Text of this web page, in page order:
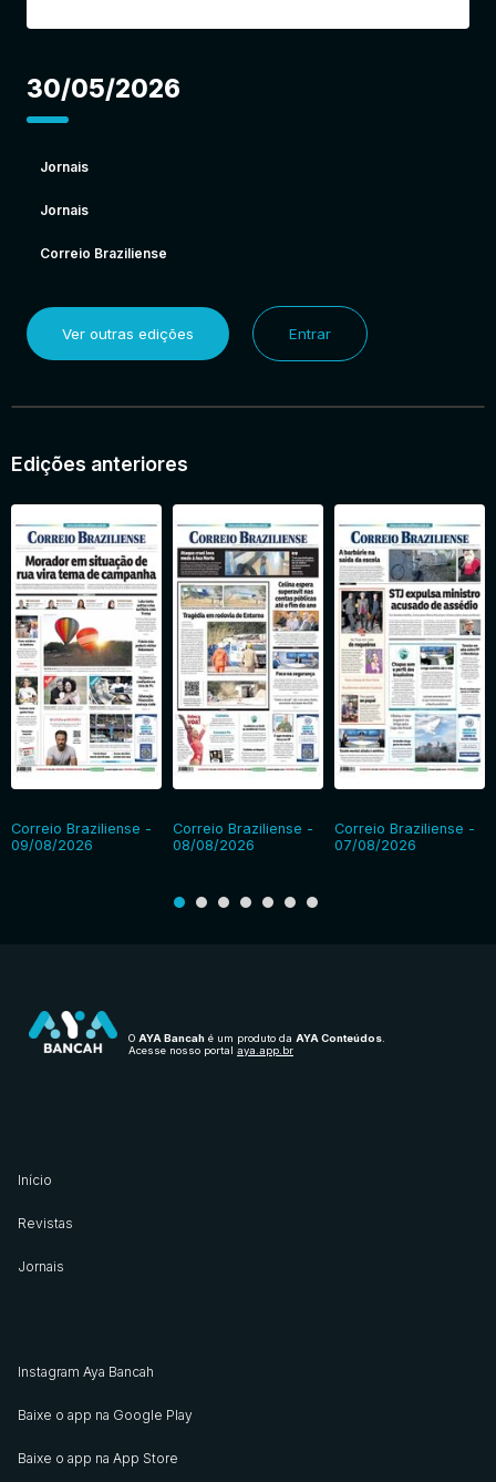
30/05/2026
Jornais
Jornais
Correio Braziliense
Ver outras edições Entrar
Edições anteriores
Correio Braziliense -
09/08/2026
Correio Braziliense -
08/08/2026
Correio Braziliense -
07/08/2026
O AYA Bancah é um produto da AYA Conteúdos
Acesse nosso portal aya.app.br
Início
Revistas
Jornais
Instagram Aya Bancah
Baixe o app na Google Play
Baixe o app na App Store